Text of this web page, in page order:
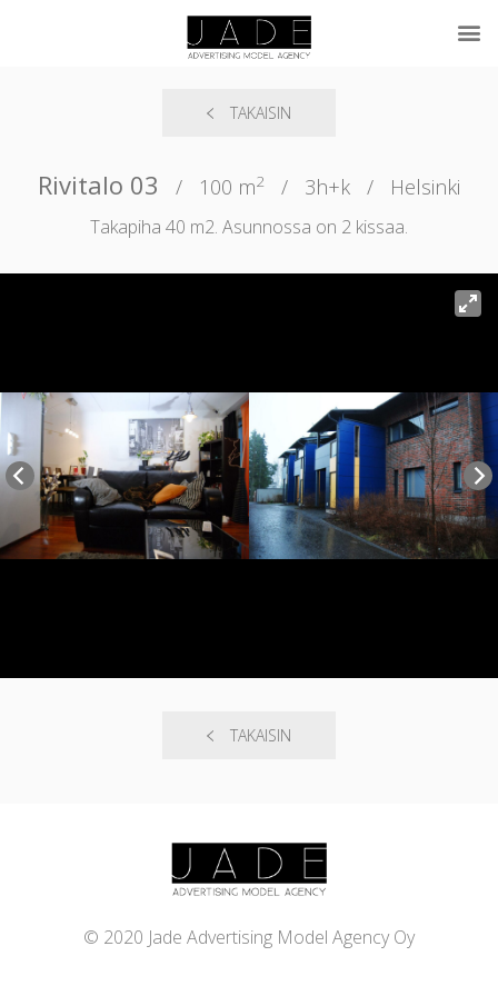
TAKAISIN
Rivitalo 03 / 100 m2 / 3h+k / Helsinki
Takapiha 40 m2. Asunnossa on 2 kissaa.
TAKAISIN
© 2020 Jade Advertising Model Agency Oy